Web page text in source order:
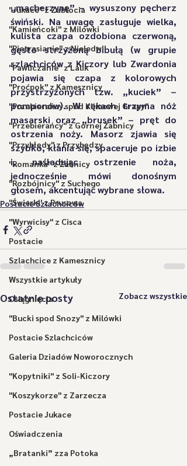
"Jukace" z Zabłocia
"Kamieńcoki" z Milówki
"Pietrasianie" z Nieledwii
"Pawliczanie" z Lalik
"Proćpok" z Kamesznicy
"Przebierańcy spod Klimowej Grapy"
"Przebierańcy" z Górnej Żabnicy
"Przybłędy" z Przybędzy
"Romanka" z Żabnicy
"Rozbójnicy" z Suchego
"Świerki' z Prusowa
"Wyrwicisy" z Cisca
Postacie
Szlachcice z Kamesznicy
Wszystkie artykuły
Osiągnięcia
"Bucki spod Snozy" z Milówki
Postacie Szlachciców
Galeria Dziadów Noworocznych
"Kopytniki" z Soli-Kiczory
"Koszykorze" z Zarzecza
Postacie Jukace
Oświadczenia
„Bratanki” zza Potoka
„macherzynę” – wysuszony pęcherz
świński. Na uwagę zasługuje wielka,
kulista czapa ozdobiona czerwoną,
gęsto strzyżoną bibułą (w grupie
szlachciców z Kiczory lub Zwardonia
pojawia się czapa z kolorowych
przystrzyżonych tzw. „kuciek” –
pomponów). W rękach trzyma nóż
masarski oraz „brusek” – pręt do
ostrzenia noży. Masorz zjawia się
szybko, kłania się, spaceruje po izbie
i, naśladując ostrzenie noża,
jednocześnie mówi donośnym
głosem, akcentując wybrane słowa.
Postacie Szlachciców
Ostatnie posty Zobacz wszystkie